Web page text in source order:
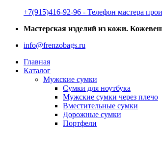
‭+7(915)416-92-96 ‬- Телефон мастера
Мастерская изделий из кожи.
info@frenzobags.ru
Главная
Каталог
Мужские сумки
Сумки для ноутбука
Мужские сумки через плечо
Вместительные сумки
Дорожные сумки
Портфели